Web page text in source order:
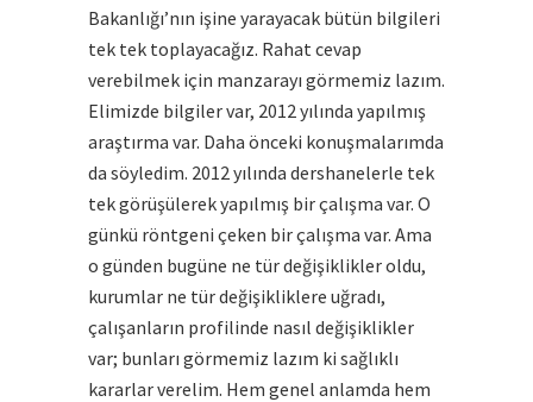
Bakanlığı’nın işine yarayacak bütün bilgileri
tek tek toplayacağız. Rahat cevap
verebilmek için manzarayı görmemiz lazım.
Elimizde bilgiler var, 2012 yılında yapılmış
araştırma var. Daha önceki konuşmalarımda
da söyledim. 2012 yılında dershanelerle tek
tek görüşülerek yapılmış bir çalışma var. O
günkü röntgeni çeken bir çalışma var. Ama
o günden bugüne ne tür değişiklikler oldu,
kurumlar ne tür değişikliklere uğradı,
çalışanların profilinde nasıl değişiklikler
var; bunları görmemiz lazım ki sağlıklı
kararlar verelim. Hem genel anlamda hem